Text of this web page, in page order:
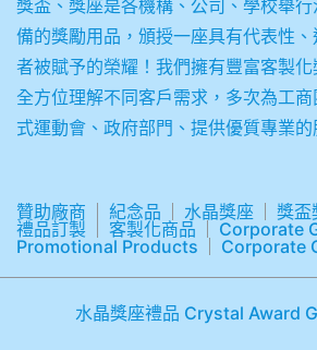
獎盃、獎座是各機構、公司、學校舉
備的獎勵用品，頒授一座具有代表性、
者被賦予的榮耀！我們擁有豐富客製化
全方位理解不同客戶需求，多次為工
式運動會、政府部門、提供優質專業的
贊助廠商 紀念品 水晶獎座 獎盃
禮品訂製
客製化商品
Corporate
Promotional Products
Corporate
水晶獎座禮品 Crystal Award